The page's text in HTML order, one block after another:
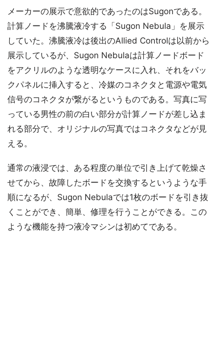
メーカーの展示で意欲的であったのはSugonである。
計算ノードを沸騰液冷する「Sugon Nebula」を展示
していた。沸騰液冷は後出のAllied Controlは以前から
展示しているが、Sugon Nebulaは計算ノードボード
をアクリルのような透明なケースに入れ、それをバッ
クパネルに挿入すると、冷媒のコネクタと電源や電気
信号のコネクタが繋がるというものである。写真に写
っている男性の前の白い部分が計算ノードが差し込ま
れる部分で、オリジナルの写真ではコネクタなどが見
える。
通常の液浸では、ある程度の単位で引き上げて乾燥さ
せてから、故障したボードを交換するというような手
順になるが、Sugon Nebulaでは1枚のボードを引き抜
くことができ、簡単、修理を行うことができる。この
ような機能を持つ液冷マシンは初めてである。